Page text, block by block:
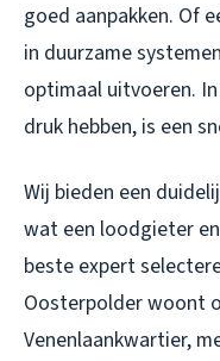
goed aanpakken. Of
in duurzame
optimaal uitvoeren.
druk hebben, is een
Wij bieden een
wat een loodgieter
beste expert
Oosterpolder woont
Venenlaankwartier,